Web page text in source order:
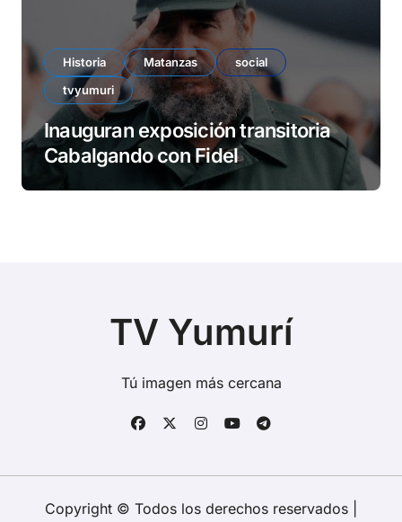
Historia Matanzas
social
tvyumuri
Inauguran exposición transitoria
Cabalgando con Fidel
TV Yumurí
Tú imagen más cercana
Copyright © Todos los derechos reservados